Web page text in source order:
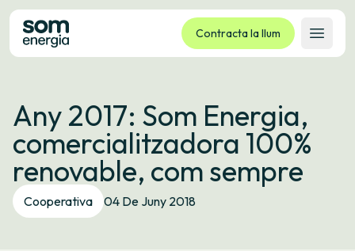
Contracta la llum
Obrir
Tarifes
Serveis
Empreses
La cooperativa
Contacte
Any 2017: Som Energia,
comercialitzadora 100%
renovable, com sempre
Cooperativa 04 De Juny 2018